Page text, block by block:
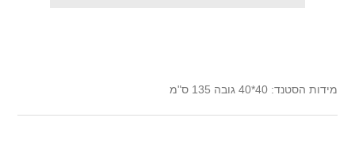
מידות הסטנד: 40*40 גובה 135 ס"מ